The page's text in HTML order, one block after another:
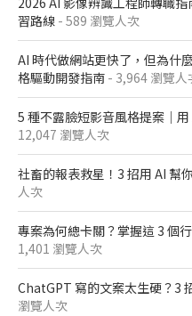
習路線 - 589 瀏覽人次
AI 時代做網站更快了，但為什
格驅動開發指南 - 3,964 瀏覽人
5 種不露臉短影音風格提案｜
12,047 瀏覽人次
社畜的報表救星！3 招用 AI 幫
人次
專案為何總卡關？掌握這 3 個
1,401 瀏覽人次
ChatGPT 寫的文案太生硬？3
瀏覽人次